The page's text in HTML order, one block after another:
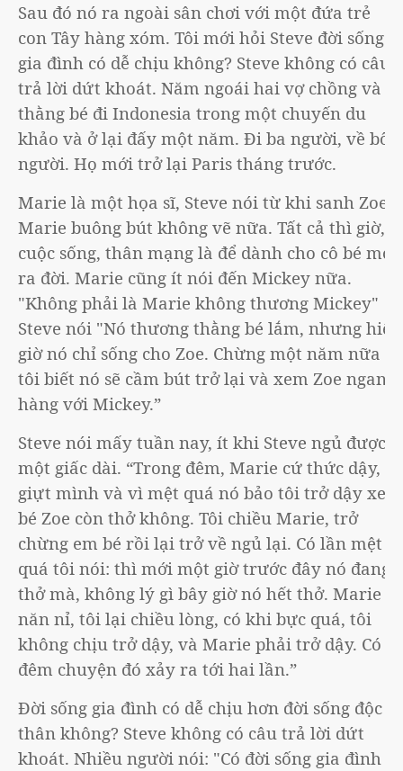
Sau đó nó ra ngoài sân chơi với một đứa trẻ
con Tây hàng xóm. Tôi mới hỏi Steve đời sống
gia đình có dễ chịu không? Steve không có câu
trả lời dứt khoát. Năm ngoái hai vợ chồng và
thằng bé đi Indonesia trong một chuyến du
khảo và ở lại đấy một năm. Đi ba người, về bốn
người. Họ mới trở lại Paris tháng trước.
Marie là một họa sĩ, Steve nói từ khi sanh Zoe,
Marie buông bút không vẽ nữa. Tất cả thì giờ,
cuộc sống, thân mạng là để dành cho cô bé mới
ra đời. Marie cũng ít nói đến Mickey nữa.
"Không phải là Marie không thương Mickey"
Steve nói "Nó thương thằng bé lắm, nhưng hiện
giờ nó chỉ sống cho Zoe. Chừng một năm nữa
tôi biết nó sẽ cầm bút trở lại và xem Zoe ngang
hàng với Mickey.”
Steve nói mấy tuần nay, ít khi Steve ngủ được
một giấc dài. “Trong đêm, Marie cứ thức dậy,
giựt mình và vì mệt quá nó bảo tôi trở dậy xem
bé Zoe còn thở không. Tôi chiều Marie, trở
chừng em bé rồi lại trở về ngủ lại. Có lần mệt
quá tôi nói: thì mới một giờ trước đây nó đang
thở mà, không lý gì bây giờ nó hết thở. Marie
năn nỉ, tôi lại chiều lòng, có khi bực quá, tôi
không chịu trở dậy, và Marie phải trở dậy. Có
đêm chuyện đó xảy ra tới hai lần.”
Đời sống gia đình có dễ chịu hơn đời sống độc
thân không? Steve không có câu trả lời dứt
khoát. Nhiều người nói: "Có đời sống gia đình